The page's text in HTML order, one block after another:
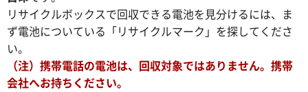
リサイクルボックスで回収できる電池を見分けるには、ま
ず電池についている「リサイクルマーク」を探してくださ
い。
（注）携帯電話の電池は、回収対象ではありません。携帯
会社へお持ちください。